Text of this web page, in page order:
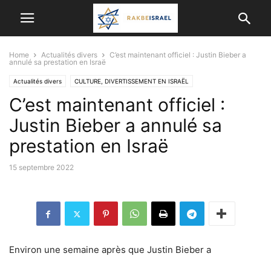
Home Actualités divers
C’est maintenant officiel : Justin Bieber a
annulé sa prestation en Israë
Actualités divers CULTURE, DIVERTISSEMENT EN ISRAËL
ISRAËL ET LES AUTRES PAYS
C’est maintenant officiel :
Justin Bieber a annulé sa
prestation en Israë
15 septembre 2022
Environ une semaine après que Justin Bieber a